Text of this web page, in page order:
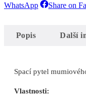
WhatsApp
Share on
Popis Další
Spací pytel
Vlastnosti: